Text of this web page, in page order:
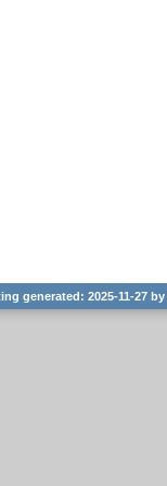
generated: 2025-11-27 by